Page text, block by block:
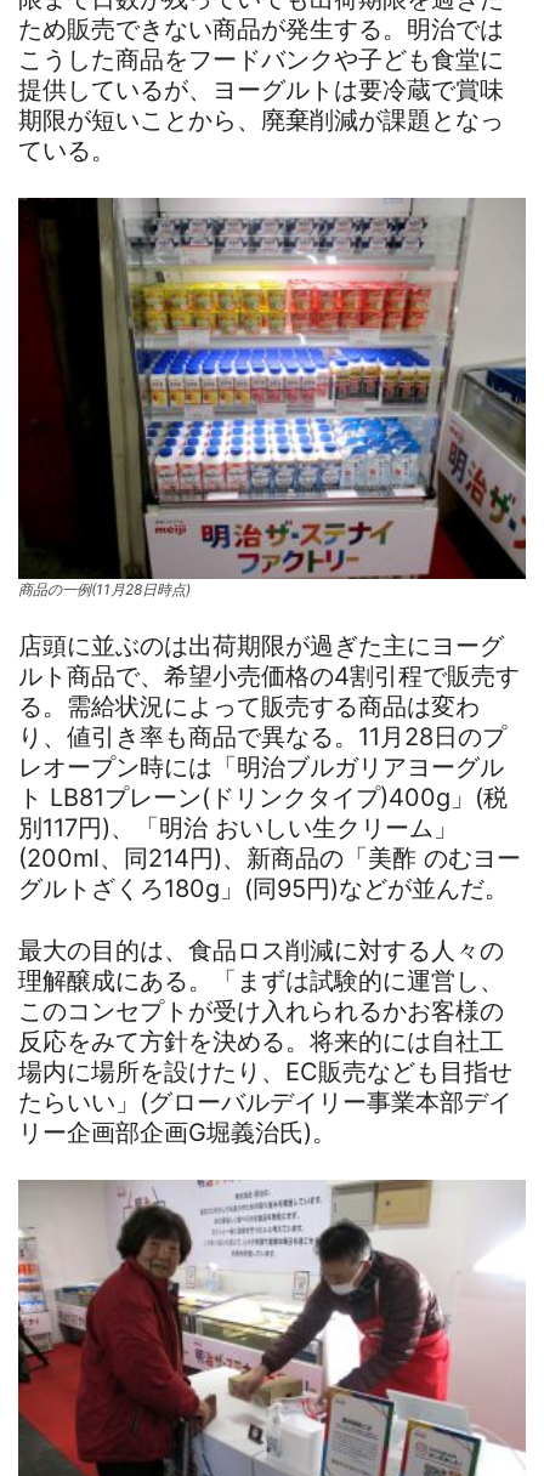
ため販売できない商品が発生する。明治では
こうした商品をフードバンクや子ども食堂に
提供しているが、ヨーグルトは要冷蔵で賞味
期限が短いことから、廃棄削減が課題となっ
ている。
商品の一例(11月28日時点)
店頭に並ぶのは出荷期限が過ぎた主にヨーグ
ルト商品で、希望小売価格の4割引程で販売す
る。需給状況によって販売する商品は変わ
り、値引き率も商品で異なる。11月28日のプ
レオープン時には「明治ブルガリアヨーグル
ト LB81プレーン(ドリンクタイプ)400g」(税
別117円)、「明治 おいしい生クリーム」
(200ml、同214円)、新商品の「美酢 のむヨー
グルトざくろ180g」(同95円)などが並んだ。
最大の目的は、食品ロス削減に対する人々の
理解醸成にある。「まずは試験的に運営し、
このコンセプトが受け入れられるかお客様の
反応をみて方針を決める。将来的には自社工
場内に場所を設けたり、EC販売なども目指せ
たらいい」(グローバルデイリー事業本部デイ
リー企画部企画G堀義治氏)。